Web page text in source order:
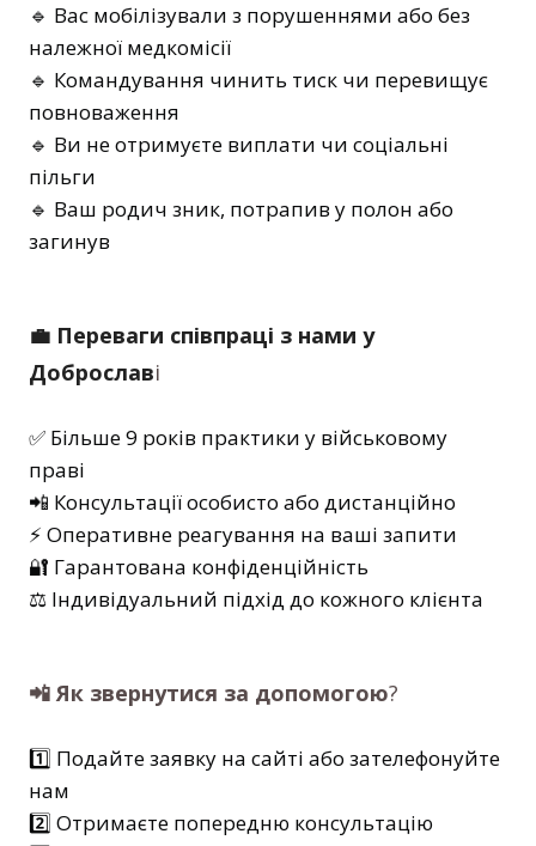
🔹 Вас мобілізували з порушеннями або без
належної медкомісії
🔹 Командування чинить тиск чи перевищує
повноваження
🔹 Ви не отримуєте виплати чи соціальні
пільги
🔹 Ваш родич зник, потрапив у полон або
загинув
💼 Переваги співпраці з нами у
Доброславі
✅ Більше 9 років практики у військовому
праві
📲 Консультації особисто або дистанційно
⚡ Оперативне реагування на ваші запити
🔐 Гарантована конфіденційність
⚖️ Індивідуальний підхід до кожного клієнта
📲 Як звернутися за допомогою?
1️⃣ Подайте заявку на сайті або зателефонуйте
нам
2️⃣ Отримаєте попередню консультацію